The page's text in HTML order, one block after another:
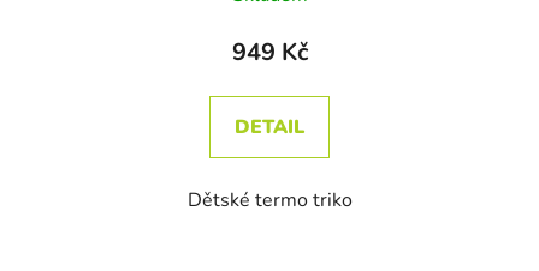
949 Kč
DETAIL
Dětské termo triko